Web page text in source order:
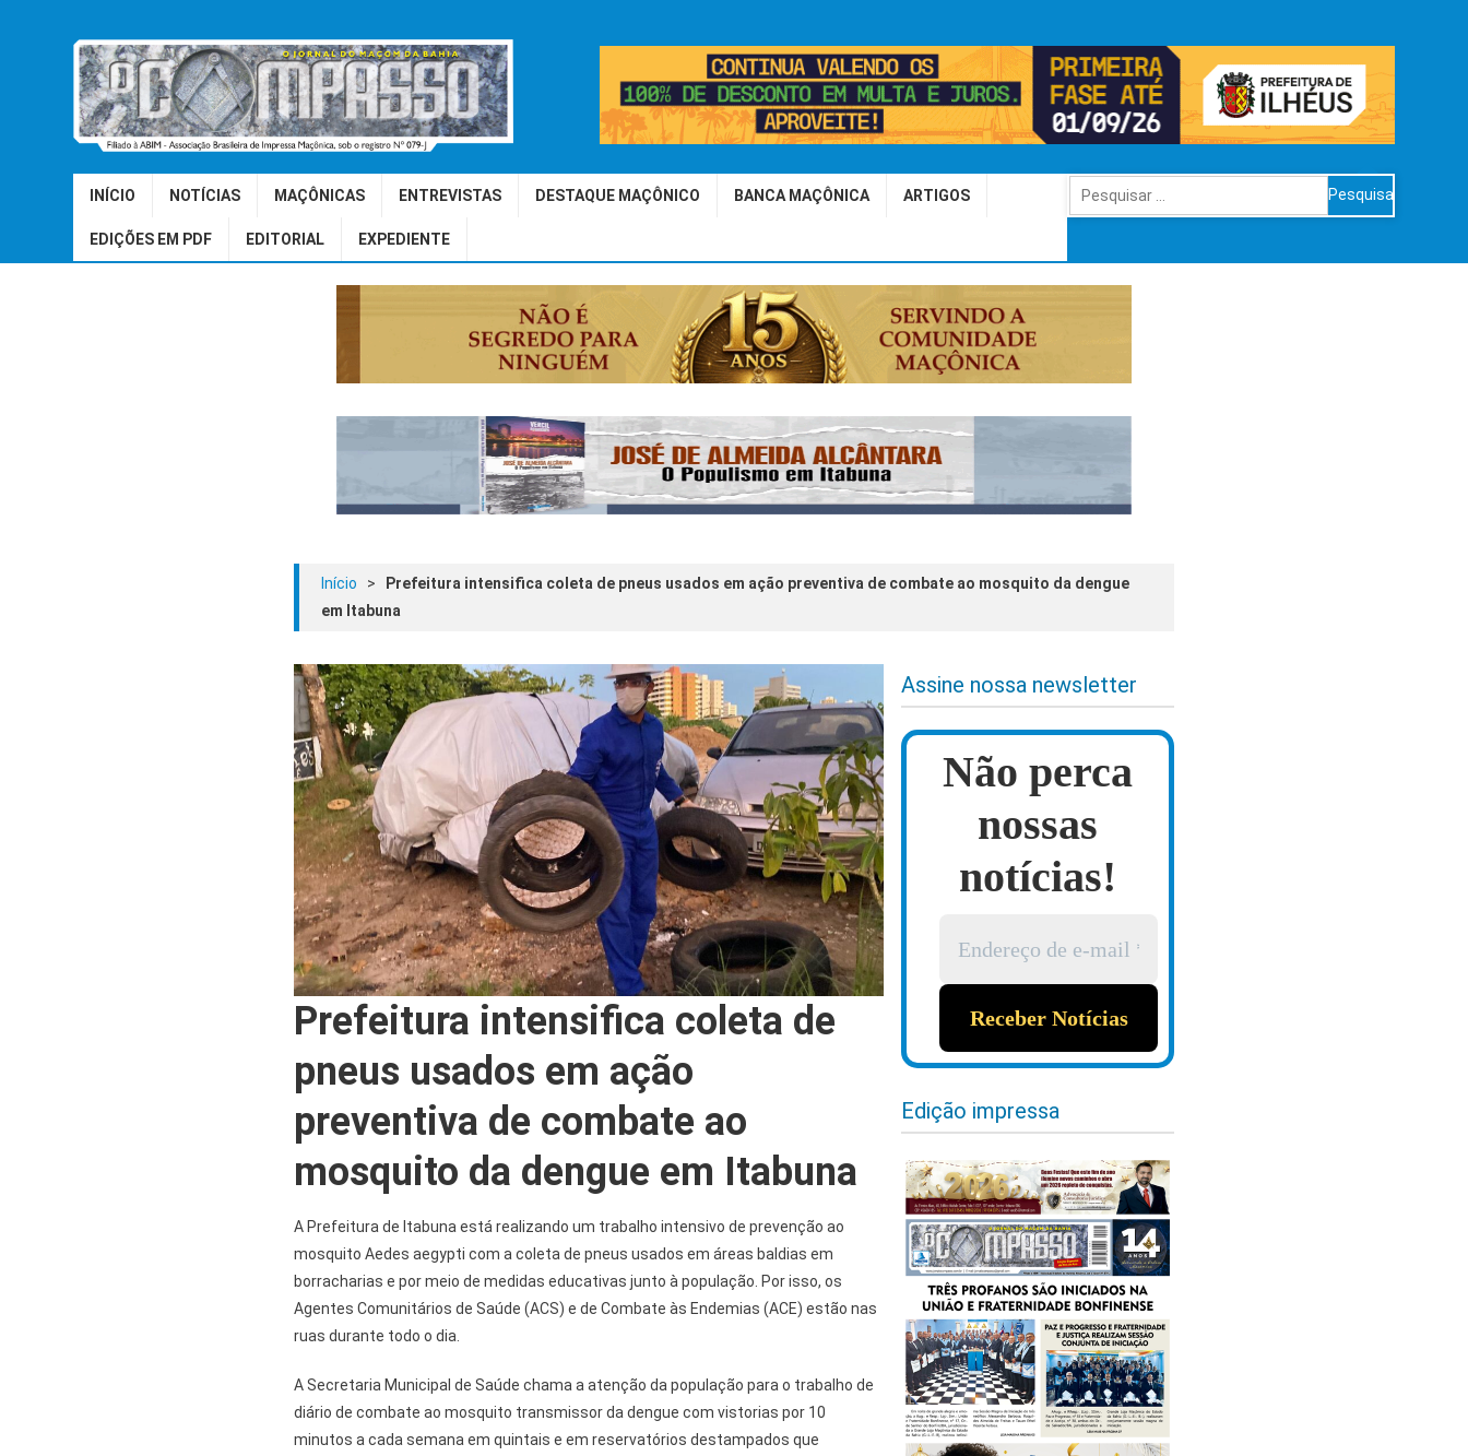
INÍCIO NOTÍCIAS MAÇÔNICAS ENTREVISTAS DESTAQUE MAÇÔNICO BANCA MAÇÔNICA ARTIGOS
EDIÇÕES EM PDF EDITORIAL EXPEDIENTE
Pesquisar
por:
Início >
Prefeitura intensifica coleta de pneus usados em ação preventiva de combate ao mosquito da dengue
em Itabuna
Prefeitura intensifica coleta de
pneus usados em ação
preventiva de combate ao
mosquito da dengue em Itabuna
A Prefeitura de Itabuna está realizando um trabalho intensivo de prevenção ao
mosquito Aedes aegypti com a coleta de pneus usados em áreas baldias em
borracharias e por meio de medidas educativas junto à população. Por isso, os
Agentes Comunitários de Saúde (ACS) e de Combate às Endemias (ACE) estão nas
ruas durante todo o dia.
A Secretaria Municipal de Saúde chama a atenção da população para o trabalho de
diário de combate ao mosquito transmissor da dengue com vistorias por 10
minutos a cada semana em quintais e em reservatórios destampados que
Assine nossa newsletter
Não perca
nossas
notícias!
Edição impressa